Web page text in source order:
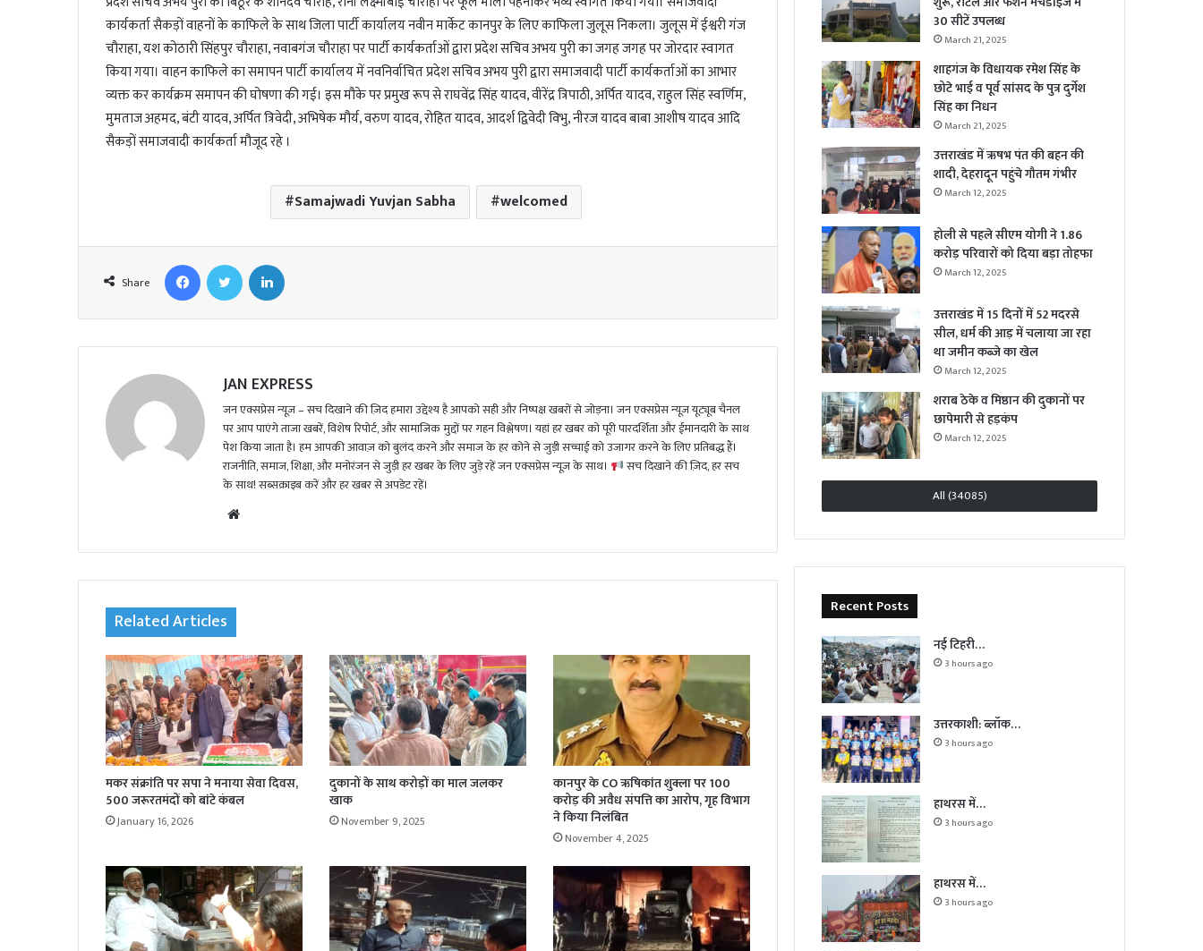
कार्यकर्ता सैकड़ों वाहनों के काफिले के साथ जिला पार्टी कार्यालय नवीन मार्केट कानपुर के लिए काफिला जुलूस निकला। जुलूस में ईश्वरी गंज
चौराहा, यश कोठारी सिंहपुर चौराहा, नवाबगंज चौराहा पर पार्टी कार्यकर्ताओं द्वारा प्रदेश सचिव अभय पुरी का जगह जगह पर जोरदार स्वागत
किया गया। वाहन काफिले का समापन पार्टी कार्यालय में नवनिर्वाचित प्रदेश सचिव अभय पुरी द्वारा समाजवादी पार्टी कार्यकर्ताओं का आभार
व्यक्त कर कार्यक्रम समापन की घोषणा की गई। इस मौके पर प्रमुख रूप से राघवेंद्र सिंह यादव, वीरेंद्र त्रिपाठी, अर्पित यादव, राहुल सिंह स्वर्णिम,
मुमताज अहमद, बंटी यादव, अर्पित त्रिवेदी, अभिषेक मौर्य, वरुण यादव, रोहित यादव, आदर्श द्विवेदी विभु, नीरज यादव बाबा आशीष यादव आदि
सैकड़ों समाजवादी कार्यकर्ता मौजूद रहे ।
Samajwadi Yuvjan Sabha welcomed
Share
JAN EXPRESS
जन एक्सप्रेस न्यूज़ – सच दिखाने की ज़िद हमारा उद्देश्य है आपको सही और निष्पक्ष खबरों से जोड़ना। जन एक्सप्रेस न्यूज़ यूट्यूब चैनल
पर आप पाएंगे ताजा खबरें, विशेष रिपोर्ट, और सामाजिक मुद्दों पर गहन विश्लेषण। यहां हर खबर को पूरी पारदर्शिता और ईमानदारी के साथ
पेश किया जाता है। हम आपकी आवाज़ को बुलंद करने और समाज के हर कोने से जुड़ी सच्चाई को उजागर करने के लिए प्रतिबद्ध हैं।
राजनीति, समाज, शिक्षा, और मनोरंजन से जुड़ी हर खबर के लिए जुड़े रहें जन एक्सप्रेस न्यूज़ के साथ।
सच दिखाने की ज़िद, हर सच
के साथ! सब्सक्राइब करें और हर खबर से अपडेट रहें।
te
Related Articles
मकर संक्रांति पर सपा ने मनाया सेवा दिवस,
500 जरूरतमंदों को बांटे कंबल
January 16, 2026
दुकानों के साथ करोड़ों का माल जलकर
खाक
November 9, 2025
कानपुर के CO ऋषिकांत शुक्ला पर 100
करोड़ की अवैध संपत्ति का आरोप, गृह विभाग
ने किया निलंबित
November 4, 2025
30 सीटें उपलब्ध
March 21, 2025
शाहगंज के विधायक रमेश सिंह के
छोटे भाई व पूर्व सांसद के पुत्र दुर्गेश
सिंह का निधन
March 21, 2025
उत्तराखंड में ऋषभ पंत की बहन की
शादी, देहरादून पहुंचे गौतम गंभीर
March 12, 2025
होली से पहले सीएम योगी ने 1.86
करोड़ परिवारों को दिया बड़ा तोहफा
March 12, 2025
उत्तराखंड में 15 दिनों में 52 मदरसे
सील, धर्म की आड़ में चलाया जा रहा
था जमीन कब्जे का खेल
March 12, 2025
शराब ठेके व मिष्ठान की दुकानों पर
छापेमारी से हड़कंप
March 12, 2025
All (34085)
Recent Posts
नई टिहरी…
3 hours ago
उत्तरकाशी: ब्लॉक…
3 hours ago
हाथरस में…
3 hours ago
हाथरस में…
3 hours ago